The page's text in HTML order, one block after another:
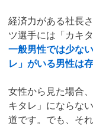
経済力がある社長
ツ選手には「カキ
一般男性では少な
レ」がいる男性は
女性から見た場合
キタレ」にならな
道です。でも、そ